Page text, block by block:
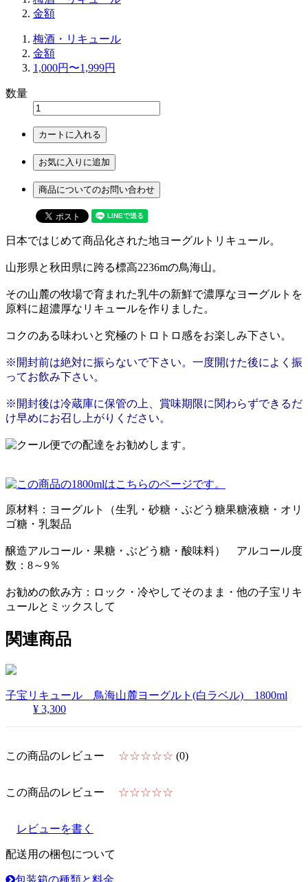
金額
梅酒・リキュール
金額
1,000円〜1,999円
数量
カートに入れる
お気に入りに追加
商品についてのお問い合わせ
日本ではじめて商品化された地ヨーグルトリキュール。
山形県と秋田県に跨る標高2236mの鳥海山。
その山麓の牧場で育まれた乳牛の新鮮で濃厚なヨーグルトを
原料に超濃厚なリキュールを作りました。
コクのある味わいと究極のトロトロ感をお楽しみ下さい。
※開封前は絶対に振らないで下さい。一度開けた後によく振
ってお飲み下さい。
※開封後は冷蔵庫に保管の上、賞味期限に関わらずできるだ
け早めにお召し上がりください。
原材料：ヨーグルト（生乳・砂糖・ぶどう糖果糖液糖・オリ
ゴ糖・乳製品
醸造アルコール・果糖・ぶどう糖・酸味料） アルコール度
数：8～9％
お勧めの飲み方：ロック・冷やしてそのまま・他の子宝リキ
ュールとミックスして
関連商品
子宝リキュール 鳥海山麓ヨーグルト(白ラベル) 1800ml
¥ 3,300
この商品のレビュー ☆☆☆☆☆ (0)
この商品のレビュー ☆☆☆☆☆
レビューを書く
配送用の梱包について